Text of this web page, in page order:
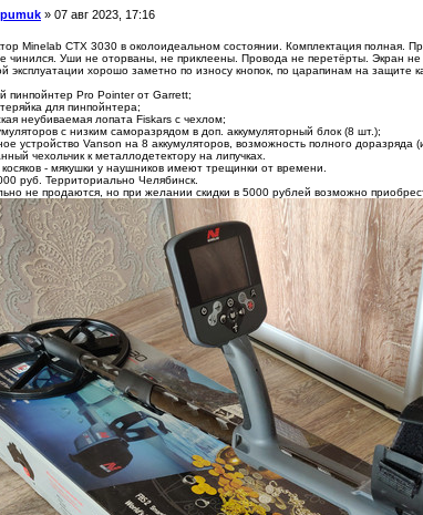
» 07 авг 2023, 17:16
Minelab CTX 3030 в околоидеальном состоянии. Комплектация полная.
чинился. Уши не оторваны, не приклеены. Провода не перетёрты. Экран
эксплуатации хорошо заметно по износу кнопок, по царапинам на защите
пинпойнтер Pro Pointer от Garrett;
для пинпойнтера;
неубиваемая лопата Fiskars с чехлом;
с низким саморазрядом в доп. аккумуляторный блок (8 шт.);
устройство Vanson на 8 аккумуляторов, возможность полного доразряда
чехольчик к металлодетектору на липучках.
- мякушки у наушников имеют трещинки от времени.
руб. Территориально Челябинск.
не продаются, но при желании скидки в 5000 рублей возможно